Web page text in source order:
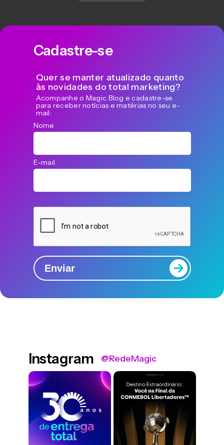
Cadastre-se
Quer se manter atualizado quanto
às novidades do total marketing?
Acompanhe o Magic Blog e cadastre-se
para receber notícias e matérias no seu e-
mail:
Nome
E-mail
Enviar
Instagram @RedeMagic